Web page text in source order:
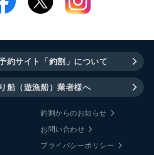
約サイト「釣割」について
船（遊漁船）業者様へ
釣割からのお知らせ
お問い合わせ
プライバシーポリシー